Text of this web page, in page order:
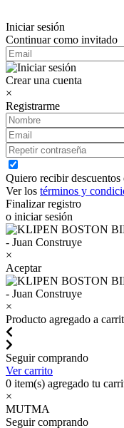
Iniciar sesión
Continuar como invitado
Crear una cuenta
×
Registrarme
Quiero recibir
Ver los términos y
Finalizar registro
o iniciar sesión
×
Aceptar
×
Producto agregado a
Seguir comprando
Ver carrito
0 item(s) agregado tu
×
MUTMA
Seguir comprando